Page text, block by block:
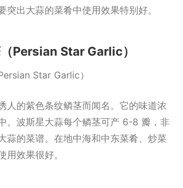
突出大蒜的菜肴中使用效果特别好。
Persian Star Garlic）
人的紫色条纹鳞茎而闻名。它的味道浓
。波斯星大蒜每个鳞茎可产 6-8 瓣，非
蒜的菜谱。在地中海和中东菜肴、炒菜
用效果很好。